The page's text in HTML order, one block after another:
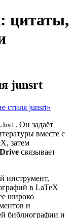
цитаты,
junsrt
стиля junsrt»
.bst. Он задаёт
вместе с
затем
связывает
инструмент,
в LaTeX
широко
и
библиографии и